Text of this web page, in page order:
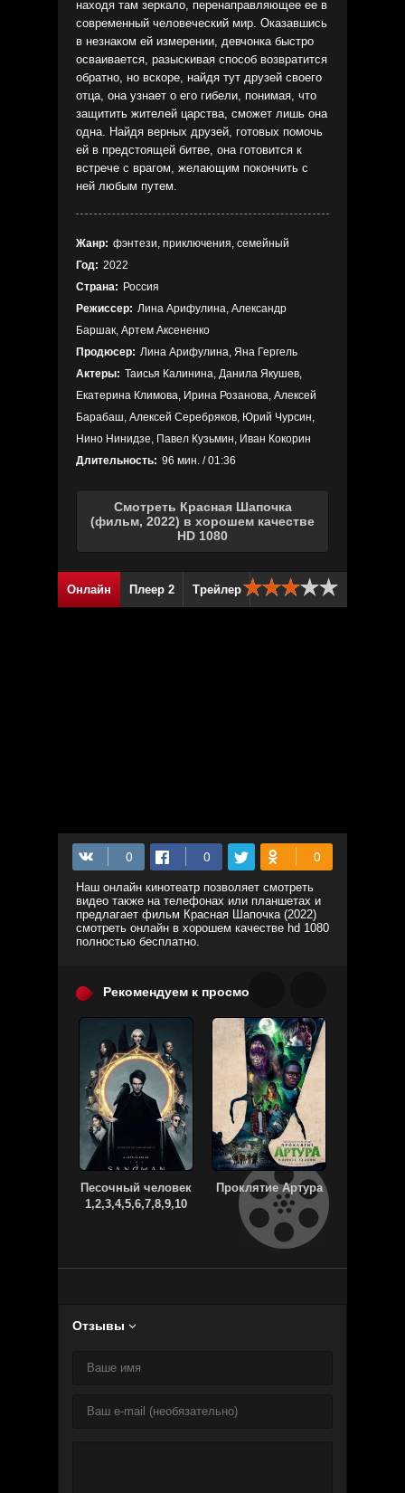
находя там зеркало, перенаправляющее ее в
современный человеческий мир. Оказавшись
в незнаком ей измерении, девчонка быстро
осваивается, разыскивая способ возвратится
обратно, но вскоре, найдя тут друзей своего
отца, она узнает о его гибели, понимая, что
защитить жителей царства, сможет лишь она
одна. Найдя верных друзей, готовых помочь
ей в предстоящей битве, она готовится к
встрече с врагом, желающим покончить с
ней любым путем.
Жанр: фэнтези, приключения, семейный
Год: 2022
Страна: Россия
Режиссер: Лина Арифулина, Александр
Баршак, Артем Аксененко
Продюсер: Лина Арифулина, Яна Гергель
Актеры: Таисья Калинина, Данила Якушев,
Екатерина Климова, Ирина Розанова, Алексей
Барабаш, Алексей Серебряков, Юрий Чурсин,
Нино Нинидзе, Павел Кузьмин, Иван Кокорин
Длительность: 96 мин. / 01:36
Смотреть Красная Шапочка
(фильм, 2022) в хорошем качестве
HD 1080
Онлайн Плеер 2 Трейлер
Наш онлайн кинотеатр позволяет смотреть
видео также на телефонах или планшетах и
предлагает фильм Красная Шапочка (2022)
смотреть онлайн в хорошем качестве hd 1080
полностью бесплатно.
Рекомендуем к просмотру:
Песочный человек
1,2,3,4,5,6,7,8,9,10
Проклятие Артура
Отзывы 